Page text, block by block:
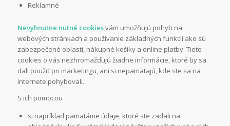
Reklamné
Nevyhnutne nutné cookiesvám umožňujú pohyb na
webových stránkach a používanie základných funkcií ako sú
zabezpečené oblasti, nákupné košíky a online platby. Tieto
cookies o vás nezhromažďujú žiadne informácie, ktoré by sa
dali použiť pri marketingu, ani si nepamätajú, kde ste sa na
internete pohybovali.
S ich pomocou
si napríklad pamätáme údaje, ktoré ste zadali na